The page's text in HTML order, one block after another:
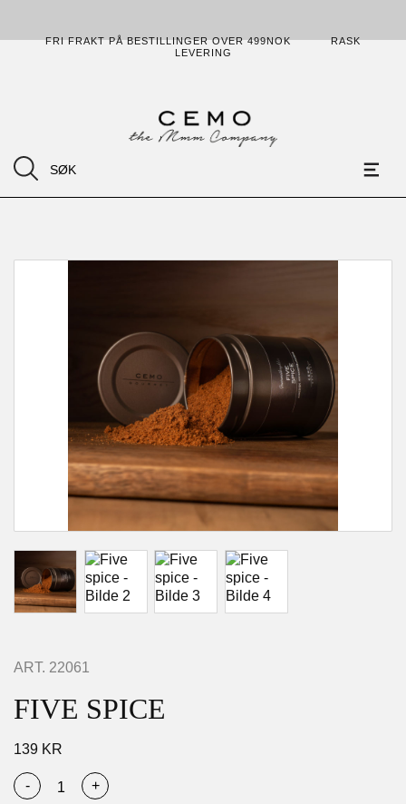
FRI FRAKT PÅ BESTILLINGER OVER 499NOK
RASK
LEVERING
ART. 22061
FIVE SPICE
139 KR
- +